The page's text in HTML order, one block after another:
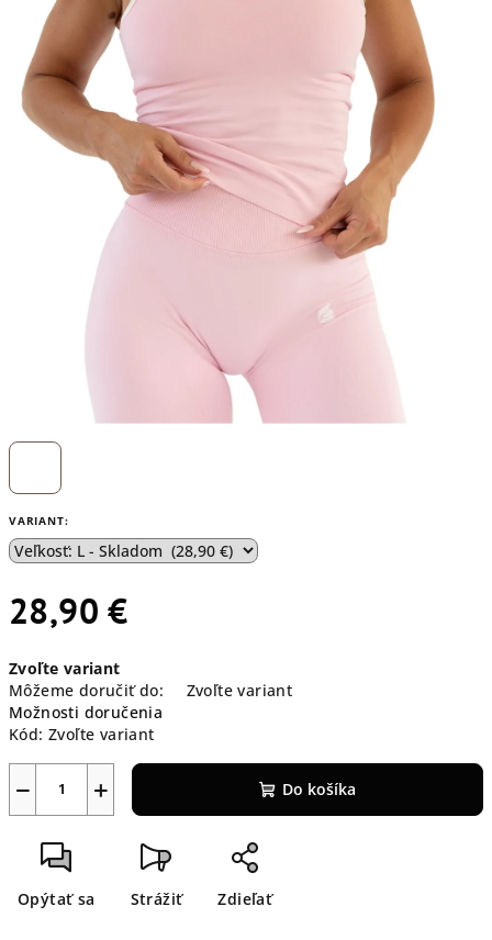
VARIANT:
28,90 €
cena:
Zvoľte variant
Môžeme doručiť do:
Zvoľte variant
Možnosti doručenia
Kód: Zvoľte variant
+
− Do košíka
Opýtať sa Strážiť Zdieľať